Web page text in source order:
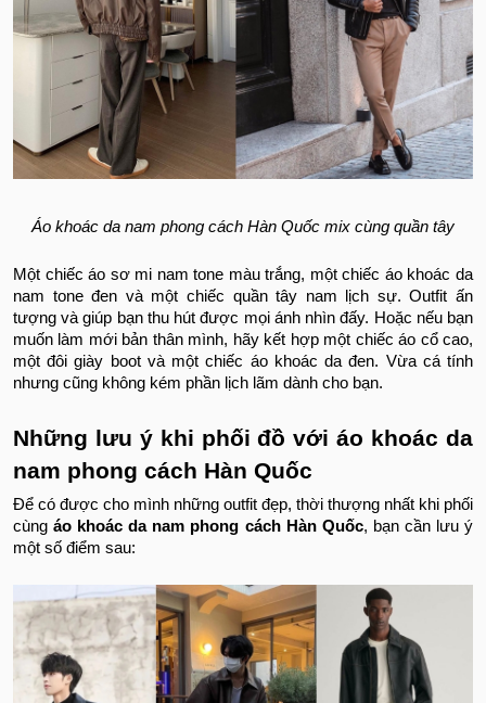
Áo khoác da nam phong cách Hàn Quốc mix cùng quần tây
Một chiếc áo sơ mi nam tone màu trắng, một chiếc áo khoác da
nam tone đen và một chiếc quần tây nam lịch sự. Outfit ấn
tượng và giúp bạn thu hút được mọi ánh nhìn đấy. Hoặc nếu bạn
muốn làm mới bản thân mình, hãy kết hợp một chiếc áo cổ cao,
một đôi giày boot và một chiếc áo khoác da đen. Vừa cá tính
nhưng cũng không kém phần lịch lãm dành cho bạn.
Những lưu ý khi phối đồ với áo khoác da
nam phong cách Hàn Quốc
Để có được cho mình những outfit đẹp, thời thượng nhất khi phối
cùngáo khoác da nam phong cách Hàn Quốc, bạn cần lưu ý
một số điểm sau: